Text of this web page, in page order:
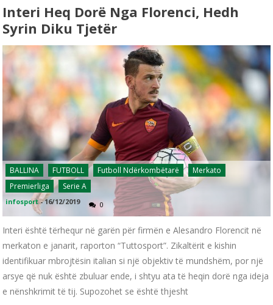
Interi Heq Dorë Nga Florenci, Hedh
Syrin Diku Tjetër
BALLINA FUTBOLL Futboll Ndërkombëtarë
Merkato
Premierliga
Serie A
infosport -16/12/2019 0
Interi është tërhequr në garën për firmën e Alesandro Florencit në
merkaton e janarit, raporton “Tuttosport”. Zikaltërit e kishin
identifikuar mbrojtësin italian si një objektiv të mundshëm, por një
arsye që nuk është zbuluar ende, i shtyu ata të heqin dorë nga ideja
e nënshkrimit të tij. Supozohet se është thjesht